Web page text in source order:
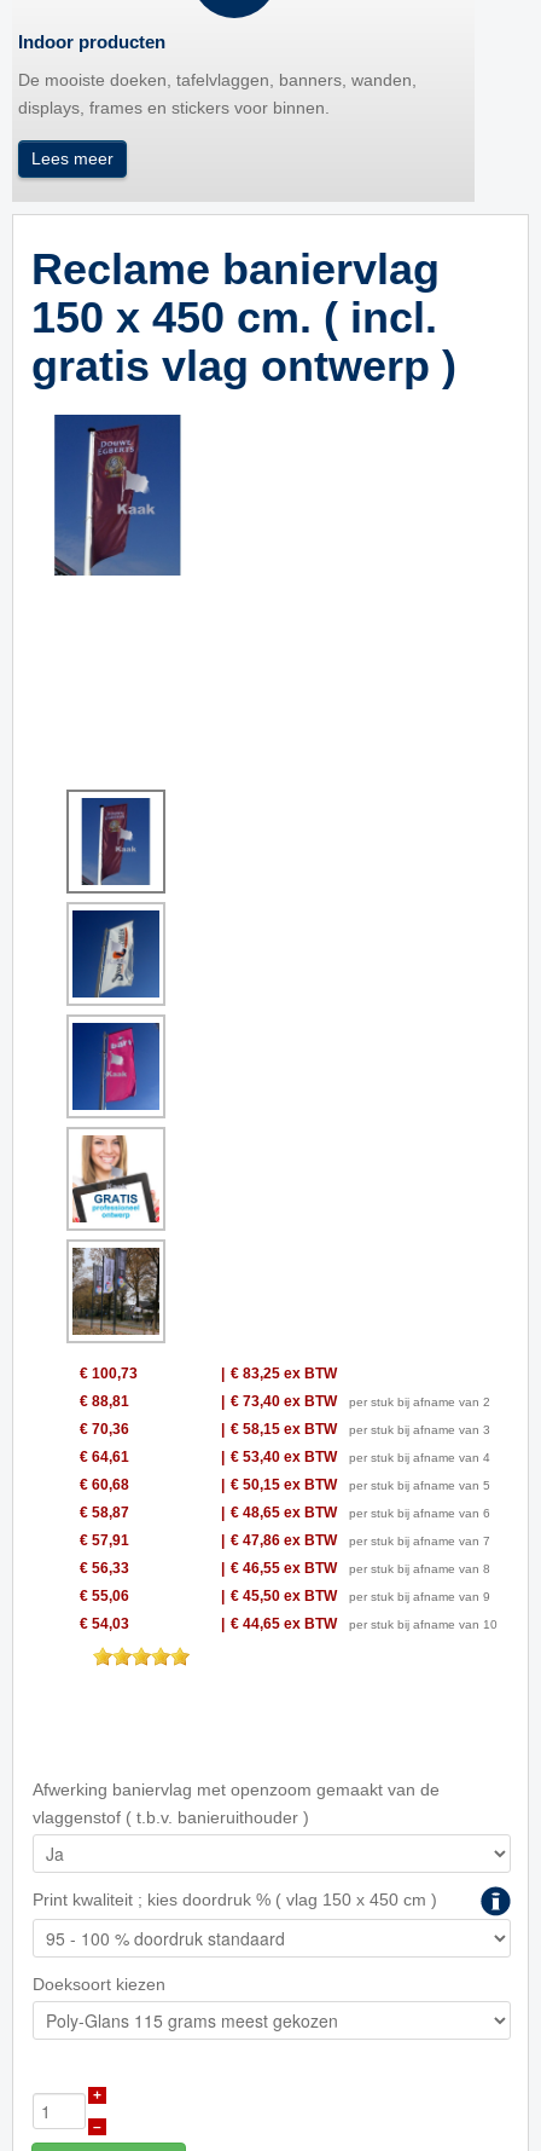
Indoor producten
De mooiste doeken, tafelvlaggen, banners, wanden,
displays, frames en stickers voor binnen.
Lees meer
Reclame baniervlag
150 x 450 cm. ( incl.
gratis vlag ontwerp )
€ 100,73 € 83,25 ex BTW
€ 88,81
€ 73,40 ex BTW per stuk bij afname van 2
€ 70,36 € 58,15 ex BTW per stuk bij afname van 3
€ 64,61 € 53,40 ex BTW per stuk bij afname van 4
€ 60,68 € 50,15 ex BTW per stuk bij afname van 5
€ 58,87 € 48,65 ex BTW per stuk bij afname van 6
€ 57,91 € 47,86 ex BTW per stuk bij afname van 7
€ 56,33 € 46,55 ex BTW per stuk bij afname van 8
€ 55,06 € 45,50 ex BTW per stuk bij afname van 9
€ 54,03 € 44,65 ex BTW per stuk bij afname van 10
Afwerking baniervlag met openzoom gemaakt van de
vlaggenstof ( t.b.v. banieruithouder )
Print kwaliteit ; kies doordruk % ( vlag 150 x 450 cm )
Doeksoort kiezen
+
–